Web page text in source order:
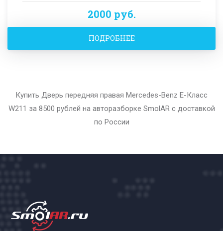
2000 руб.
ПОДРОБНЕЕ
Купить Дверь передняя правая Mercedes-Benz E-Класс
W211 за 8500 рублей на авторазборке SmolAR с доставкой
по России